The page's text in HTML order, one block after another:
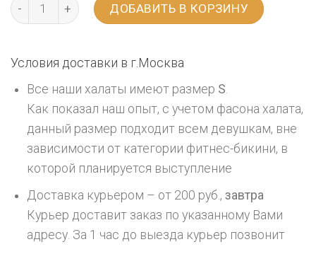
ДОБАВИТЬ В КОРЗИНУ
Условия доставки в г. Москва
Все наши халаты имеют размер S
Как показал наш опыт, с учетом фасона халата,
данный размер подходит всем девушкам, вне
зависимости от категории фитнес-бикини, в
которой планируется выступление
Доставка курьером – от 200 руб.,завтра
Курьер доставит заказ по указанному Вами
адресу. За 1 час до выезда курьер позвонит